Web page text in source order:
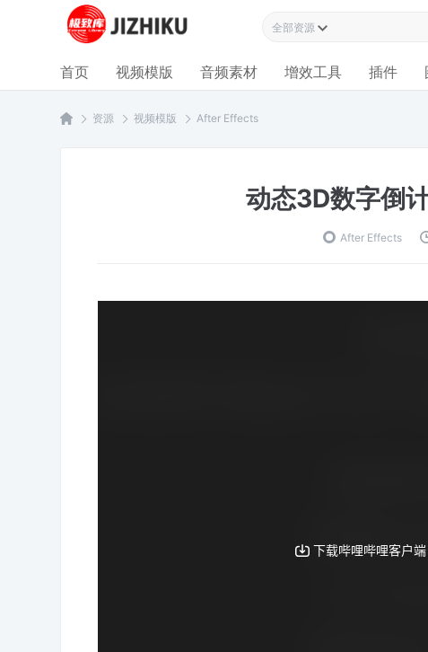
全部资源
首页 视频模版 音频素材 增效工具 插件
资源 视频模版 After Effects
动态3D数字倒
After Effects